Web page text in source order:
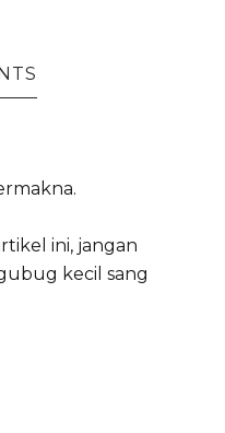
ini, jangan
kecil sang